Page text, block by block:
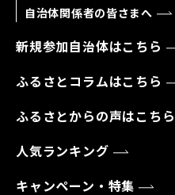
自治体関係者の皆さまへ
新規参加自治体はこちら
ふるさとコラムはこちら
ふるさとからの声はこちら
人気ランキング
キャンペーン・特集